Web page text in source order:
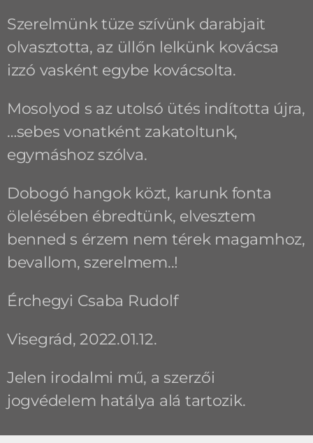
Szerelmünk tüze szívünk darabjait
olvasztotta, az üllőn lelkünk kovácsa
izzó vasként egybe kovácsolta.
Mosolyod s az utolsó ütés indította újra,
…sebes vonatként zakatoltunk,
egymáshoz szólva.
Dobogó hangok közt, karunk fonta
ölelésében ébredtünk, elvesztem
benned s érzem nem térek magamhoz,
bevallom, szerelmem..!
Érchegyi Csaba Rudolf
Visegrád, 2022.01.12.
Jelen irodalmi mű, a szerzői
jogvédelem hatálya alá tartozik.